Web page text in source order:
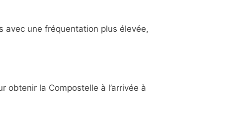
avec une fréquentation plus élevée,
obtenir la Compostelle à l’arrivée à